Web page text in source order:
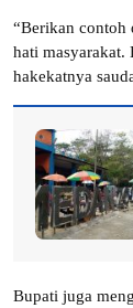
“Berikan contoh
hati masyarakat.
hakekatnya
Bupati juga